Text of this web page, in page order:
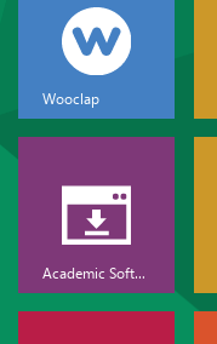
Wooclap
Academic Software